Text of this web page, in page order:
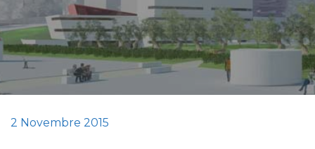
2 Novembre 2015